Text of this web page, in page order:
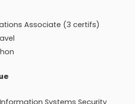
Associate (3 certifs)
Systems Security